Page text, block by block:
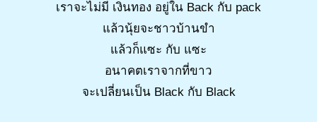
เราจะไม่มี เงินทอง อยู่ใน Back กับ pack
แล้วนุ้ยจะชาวบ้านขำ
แล้วก็แซะ กับ แซะ
อนาคตเราจากที่ขาว
จะเปลี่ยนเป็น Black กับ Black